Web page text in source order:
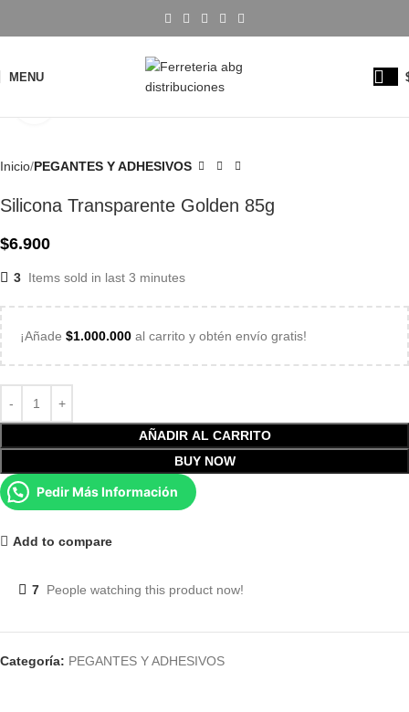
MENU
Inicio PEGANTES Y ADHESIVOS
Silicona Transparente Golden 85g
$6.900
3 Items sold in last 3 minutes
¡Añade $1.000.000 al carrito y obtén envío gratis!
AÑADIR AL CARRITO
BUY NOW
Pedir Más Información
Add to compare
7 People watching this product now!
Categoría: PEGANTES Y ADHESIVOS